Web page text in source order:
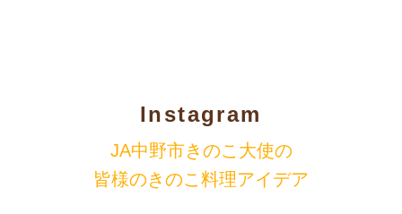
Instagram
JA中野市きのこ大使の
皆様のきのこ料理アイデア